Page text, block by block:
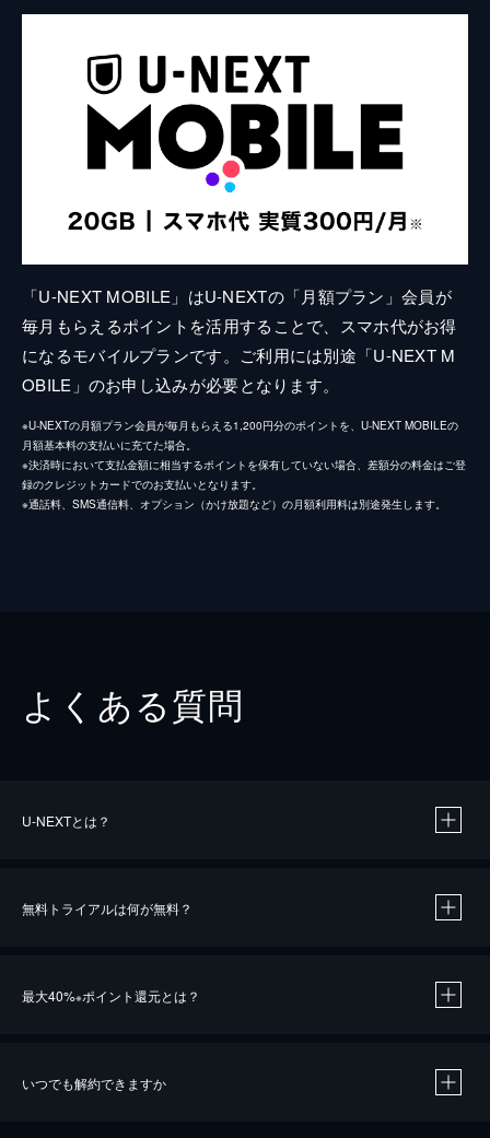
「U-NEXT MOBILE」はU-NEXTの「月額プラン」会員が
毎月もらえるポイントを活用することで、スマホ代がお得
になるモバイルプランです。ご利用には別途「U-NEXT M
OBILE」のお申し込みが必要となります。
※U-NEXTの月額プラン会員が毎月もらえる1,200円分のポイントを、U-NEXT MOBILEの
月額基本料の支払いに充てた場合。
※決済時において支払金額に相当するポイントを保有していない場合、差額分の料金はご登
録のクレジットカードでのお支払いとなります。
※通話料、SMS通信料、オプション（かけ放題など）の月額利用料は別途発生します。
よくある質問
U-NEXTとは？
無料トライアルは何が無料？
最大40%※ポイント還元とは？
いつでも解約できますか